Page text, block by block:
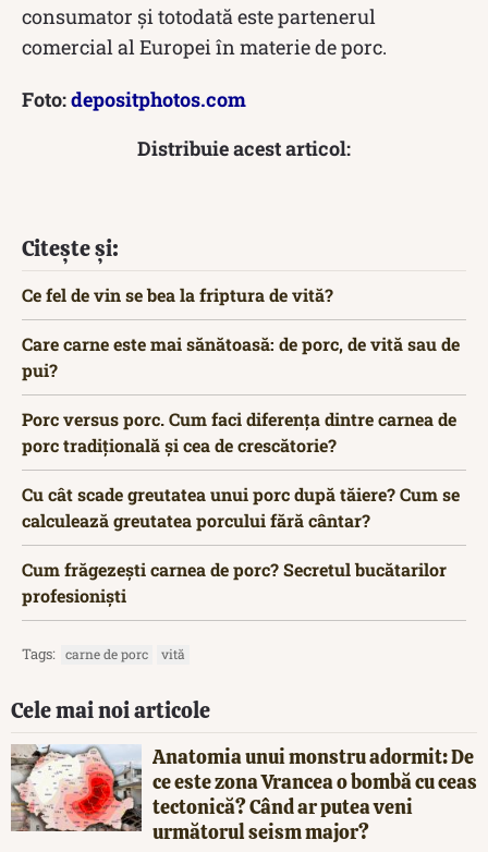
consumator și totodată este partenerul
comercial al Europei în materie de porc.
Foto:depositphotos.com
Distribuie acest articol:
Citește și:
Ce fel de vin se bea la friptura de vită?
Care carne este mai sănătoasă: de porc, de vită sau de
pui?
Porc versus porc. Cum faci diferența dintre carnea de
porc tradițională și cea de crescătorie?
Cu cât scade greutatea unui porc după tăiere? Cum se
calculează greutatea porcului fără cântar?
Cum frăgezești carnea de porc? Secretul bucătarilor
profesioniști
Tags: carne de porc vită
Cele mai noi articole
Anatomia unui monstru adormit: De
ce este zona Vrancea o bombă cu ceas
tectonică? Când ar putea veni
următorul seism major?